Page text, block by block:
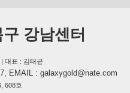
강남센터
대표 : 김태균
EMAIL : galaxygold@nate.com
608호